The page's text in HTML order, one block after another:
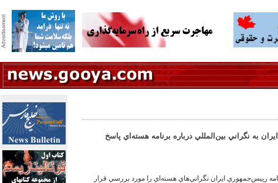
به نگراني بين‌‏المللي درباره برنامه هسته‌‏اي پاسخ
رييس‌‏جمهوري ايران نگراني‌‏هاي هسته‌‏اي را مورد بررسي قرار